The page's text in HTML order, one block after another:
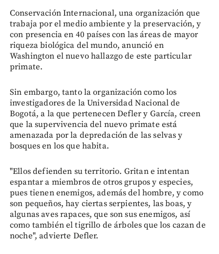
Conservación Internacional, una organización que
trabaja por el medio ambiente y la preservación, y
con presencia en 40 países con las áreas de mayor
riqueza biológica del mundo, anunció en
Washington el nuevo hallazgo de este particular
primate.
Sin embargo, tanto la organización como los
investigadores de la Universidad Nacional de
Bogotá, a la que pertenecen Defler y García, creen
que la supervivencia del nuevo primate está
amenazada por la depredación de las selvas y
bosques en los que habita.
"Ellos defienden su territorio. Gritan e intentan
espantar a miembros de otros grupos y especies,
pues tienen enemigos, además del hombre, y como
son pequeños, hay ciertas serpientes, las boas, y
algunas aves rapaces, que son sus enemigos, así
como también el tigrillo de árboles que los cazan de
noche", advierte Defler.